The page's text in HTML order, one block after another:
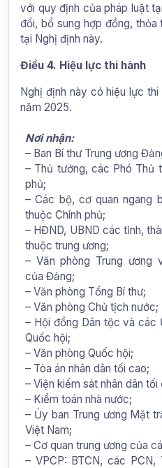
với quy định của pháp luật
đổi, bổ sung hợp đồng,
tại Nghị định này.
Điều 4. Hiệu lực thi hành
Nghị định này có hiệu lực
năm 2025.
Nơi nhận:
– Ban Bí thư Trung ương
– Thủ tướng, các Phó Thủ
phủ;
– Các bộ, cơ quan ngang
thuộc Chính phủ;
– HĐND, UBND các tỉnh,
thuộc trung ương;
– Văn phòng Trung ương
của Đảng;
– Văn phòng Tổng Bí thư;
– Văn phòng Chủ tịch nước;
– Hội đồng Dân tộc và các
Quốc hội;
– Văn phòng Quốc hội;
– Tòa án nhân dân tối cao;
– Viện kiểm sát nhân dân tối
– Kiểm toán nhà nước;
– Ủy ban Trung ương Mặt
Việt Nam;
– Cơ quan trung ương của
– VPCP: BTCN, các PCN,